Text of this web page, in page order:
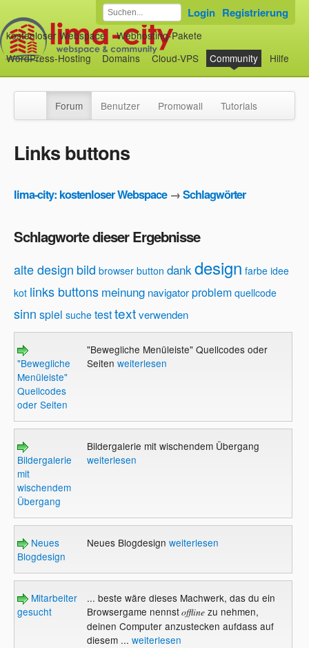
kostenloser Webspace
Webhosting-Pakete
WordPress-Hosting
Domains Cloud-VPS Community Hilfe
Login Registrierung
Forum Benutzer Promowall Tutorials
Links buttons
lima-city: kostenloser Webspace→Schlagwörter
Schlagworte dieser Ergebnisse
alte design bild browser button dankdesign farbe idee
kot links buttons meinung navigatorproblem quellcode
sinn spiel suche testtextverwenden
"Bewegliche
Menüleiste"
Quellcodes
oder Seiten
"Bewegliche Menüleiste" Quellcodes oder
Seiten weiterlesen
Bildergalerie
mit
wischendem
Übergang
Bildergalerie mit wischendem Übergang
weiterlesen
Neues
Blogdesign
Neues Blogdesign weiterlesen
Mitarbeiter
gesucht
... beste wäre dieses Machwerk, das du ein
Browsergame nennstofflinezu nehmen,
deinen Computer anzustecken aufdass auf
diesem ... weiterlesen